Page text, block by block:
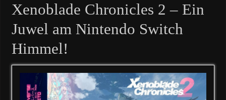
Xenoblade Chronicles 2 – Ein
Juwel am Nintendo Switch
Himmel!